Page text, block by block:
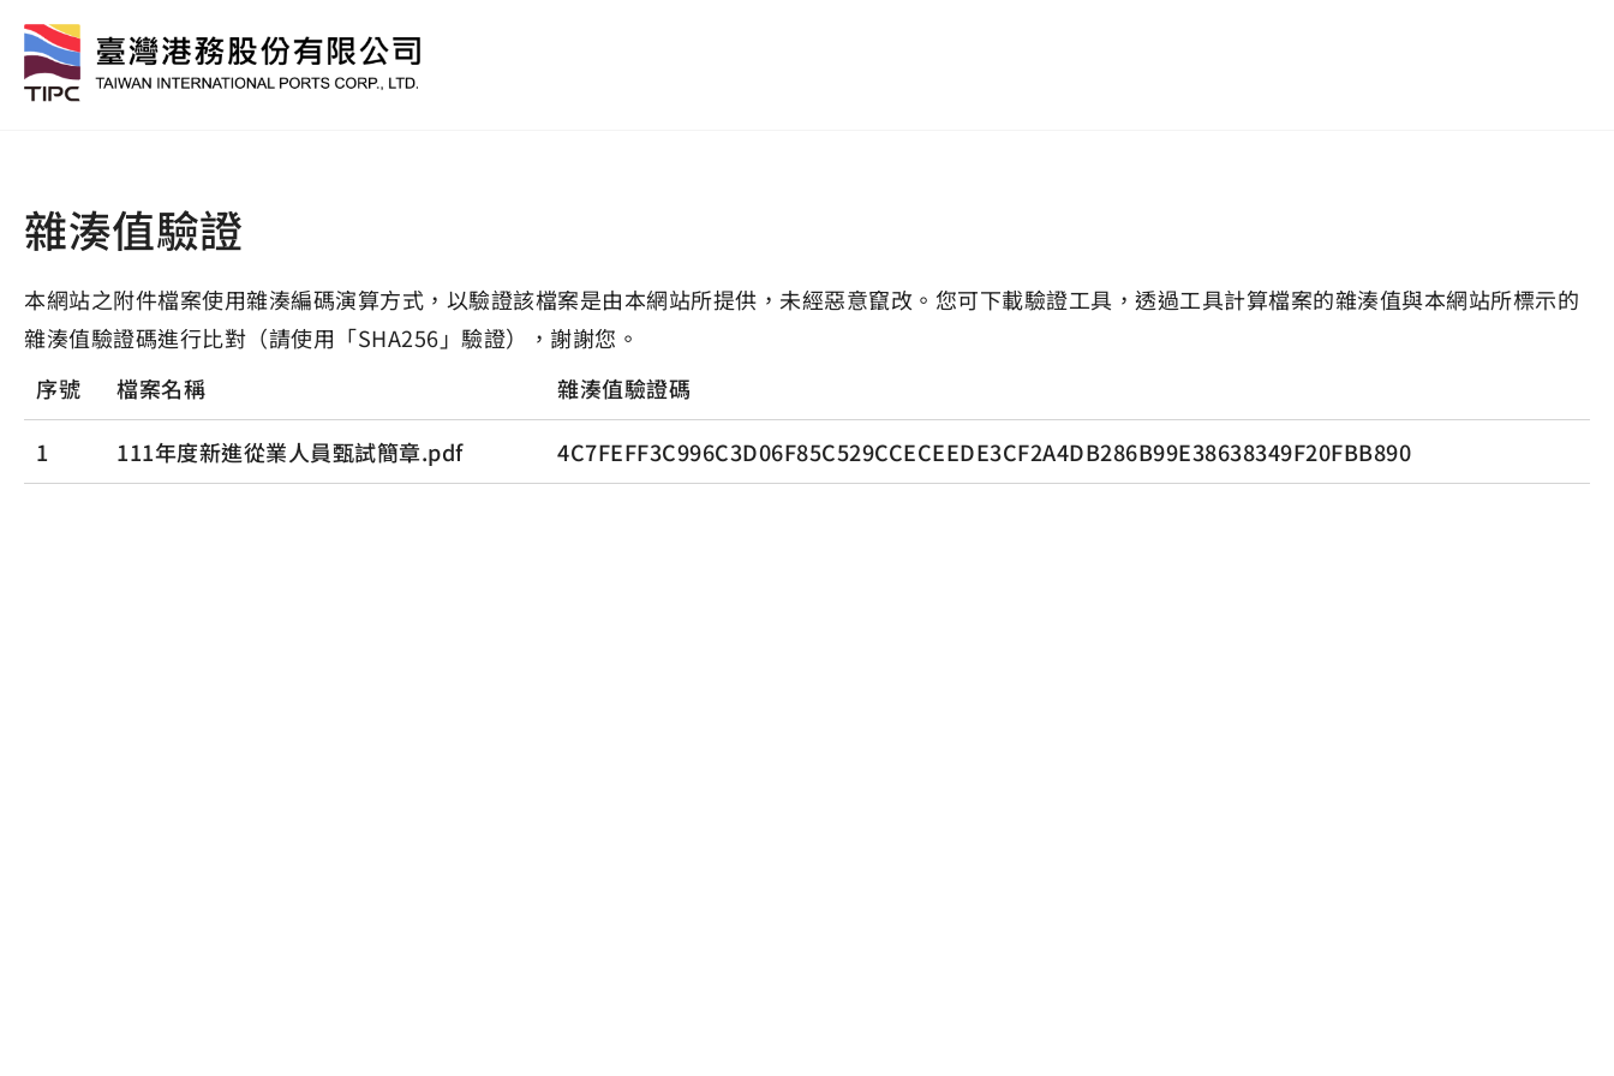
雜湊值驗證
本網站之附件檔案使用雜湊編碼演算方式，以驗證該檔案是由本網站所提供，未經惡意竄改。您可下載驗證工具，透過工具計算檔案的雜湊值與本網站所標示的
雜湊值驗證碼進行比對（請使用「SHA256」驗證），謝謝您。
序號
檔案名稱 雜湊值驗證碼
1 111年度新進從業人員甄試簡章.pdf 4C7FEFF3C996C3D06F85C529CCECEEDE3CF2A4DB286B99E38638349F20FBB890